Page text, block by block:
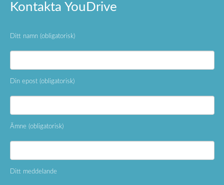
Kontakta YouDrive
Ditt namn (obligatorisk)
Din epost (obligatorisk)
Ämne (obligatorisk)
Ditt meddelande